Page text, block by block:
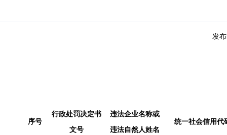
发
序号
行政处罚决定书
文号
违法企业名称或
违法自然人姓名
统一社会信用代